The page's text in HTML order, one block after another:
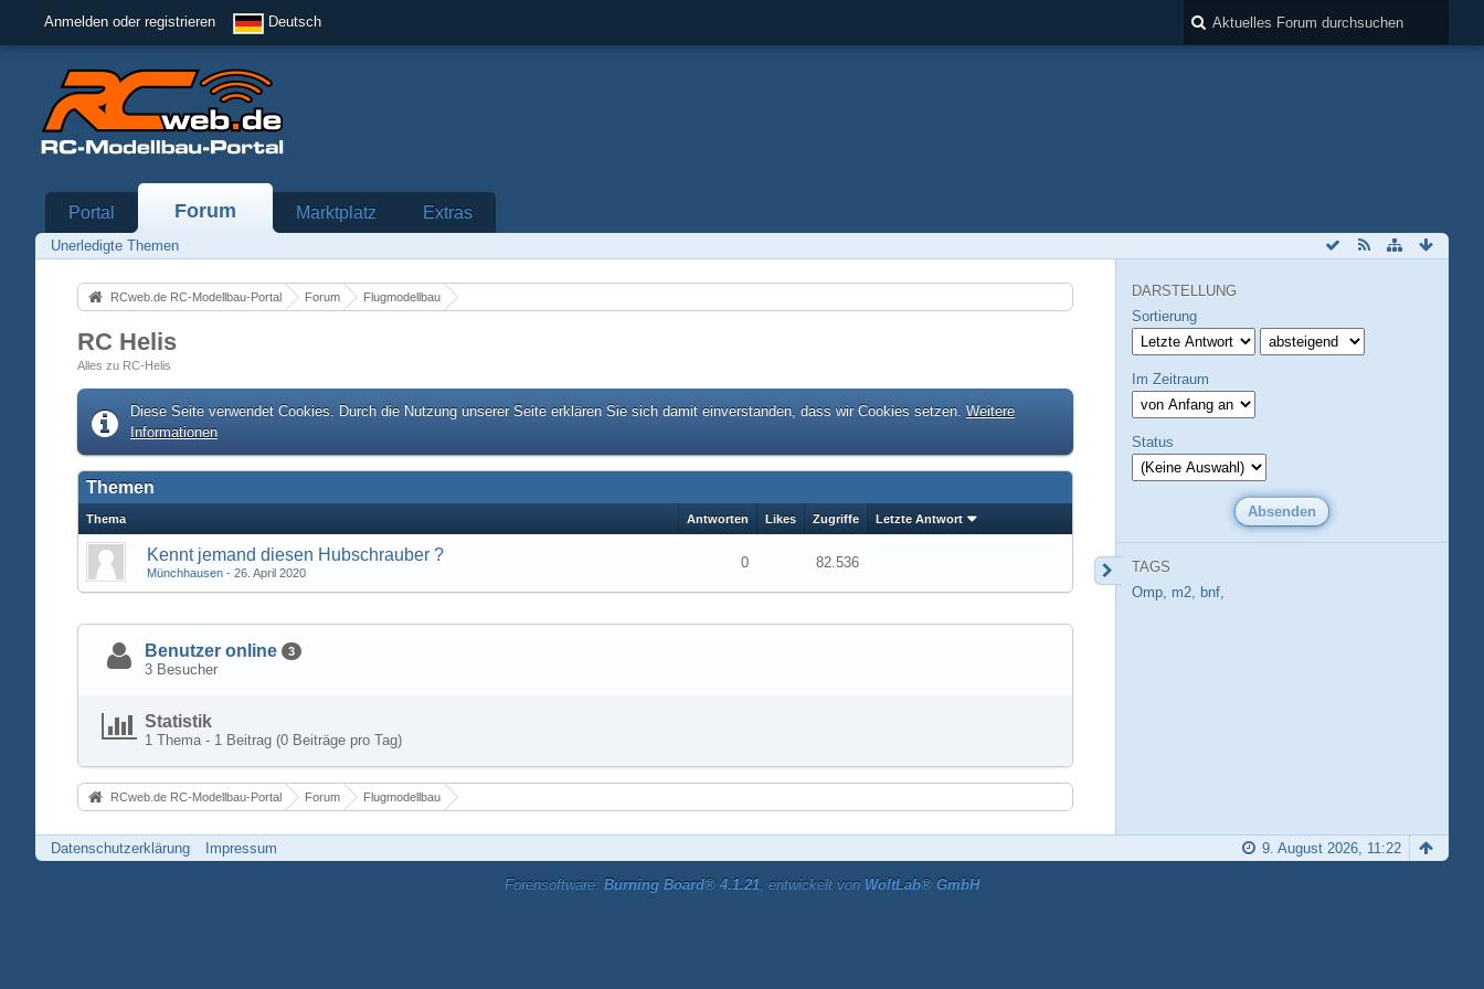
Anmelden oder registrieren Deutsch
Portal Forum Marktplatz Extras
Unerledigte Themen
RCweb.de RC-Modellbau-Portal Forum Flugmodellbau
RC Helis
Alles zu RC-Helis
Diese Seite verwendet Cookies. Durch die Nutzung unserer Seite erklären Sie sich damit einverstanden, dass wir Cookies setzen. Weitere
Informationen
Themen
Thema Antworten Likes Zugriffe Letzte Antwort
Kennt jemand diesen Hubschrauber ?
Münchhausen 26. April 2020
0 82.536
Benutzer online 3
3 Besucher
Statistik
1 Thema - 1 Beitrag (0 Beiträge pro Tag)
RCweb.de RC-Modellbau-Portal Forum Flugmodellbau
DARSTELLUNG
Sortierung
Im Zeitraum
Status
TAGS
Omp, m2, bnf,
Datenschutzerklärung Impressum 9. August 2026, 11:22
Forensoftware: Burning Board® 4.1.21, entwickelt von WoltLab® GmbH